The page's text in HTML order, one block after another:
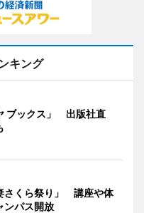
キング
ブックス」 出版社直
さくら祭り」 講座や体
ンパス開放